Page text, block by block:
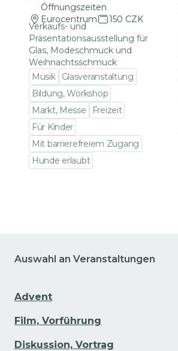
Öffnungszeiten
Eurocentrum
150 CZK
Verkaufs- und
Präsentationsausstellung für
Glas, Modeschmuck und
Weihnachtsschmuck
Musik
Glasveranstaltung
Bildung, Workshop
Markt, Messe
Freizeit
Für Kinder
Mit barrierefreiem Zugang
Hunde erlaubt
Auswahl an Veranstaltungen
Advent
Film, Vorführung
Diskussion, Vortrag